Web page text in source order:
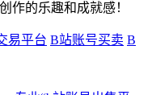
作的乐趣和成就感！
易平台 B站账号买卖 B